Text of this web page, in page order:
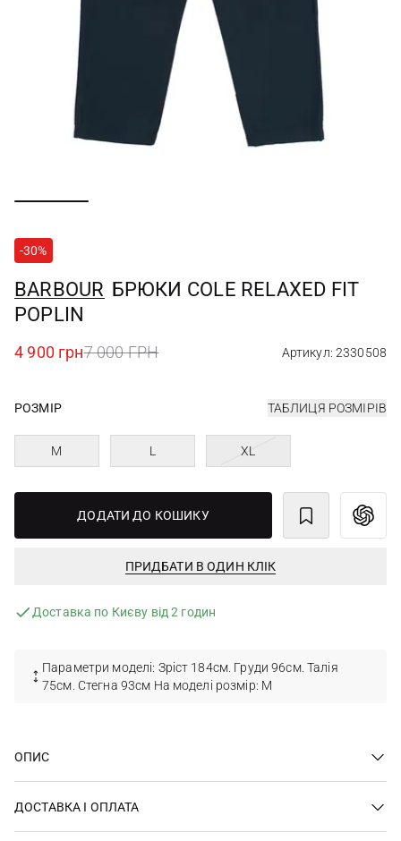
-30%
BARBOUR БРЮКИ COLE RELAXED FIT
POPLIN
4 900 грн7 000 ГРН Артикул: 2330508
РОЗМІР ТАБЛИЦЯ РОЗМІРІВ
M L XL
ДОДАТИ ДО КОШИКУ
ПРИДБАТИ В ОДИН КЛІК
Доставка по Києву від 2 годин
Параметри моделі: Зріст 184см. Груди 96см. Талія
75см. Стегна 93см На моделі розмір: M
ОПИС
ДОСТАВКА І ОПЛАТА